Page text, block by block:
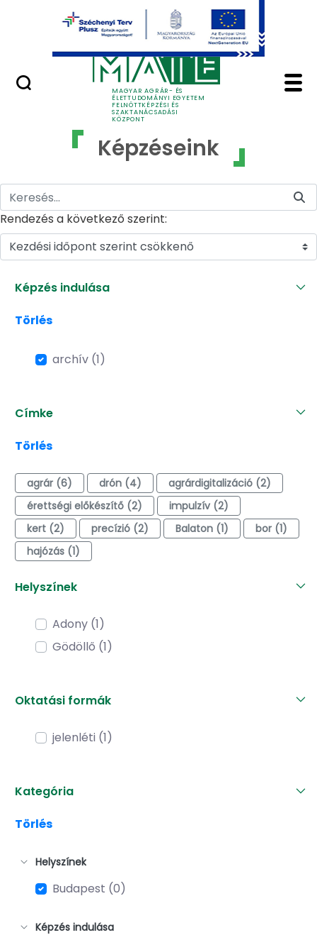
Ugrás a fő tartalomhoz
MAGYAR AGRÁR- ÉS
ÉLETTUDOMÁNYI EGYETEM
FELNŐTTKÉPZÉSI ÉS
SZAKTANÁCSADÁSI
KÖZPONT
Képzéseink - MATE
Képzéseink
Rendezés a következő szerint:
Kezdési időpont szerint csökkenő
Képzés indulása
Törlés
archív (1)
Címke
Törlés
agrár (6) drón (4)
agrárdigitalizáció (2)
érettségi előkészítő (2)
impulzív (2)
kert (2)
precízió (2) Balaton (1)
bor (1)
hajózás (1)
Helyszínek
Adony (1)
Gödöllő (1)
Oktatási formák
jelenléti (1)
Kategória
Törlés
Helyszínek
Budapest (0)
Képzés indulása